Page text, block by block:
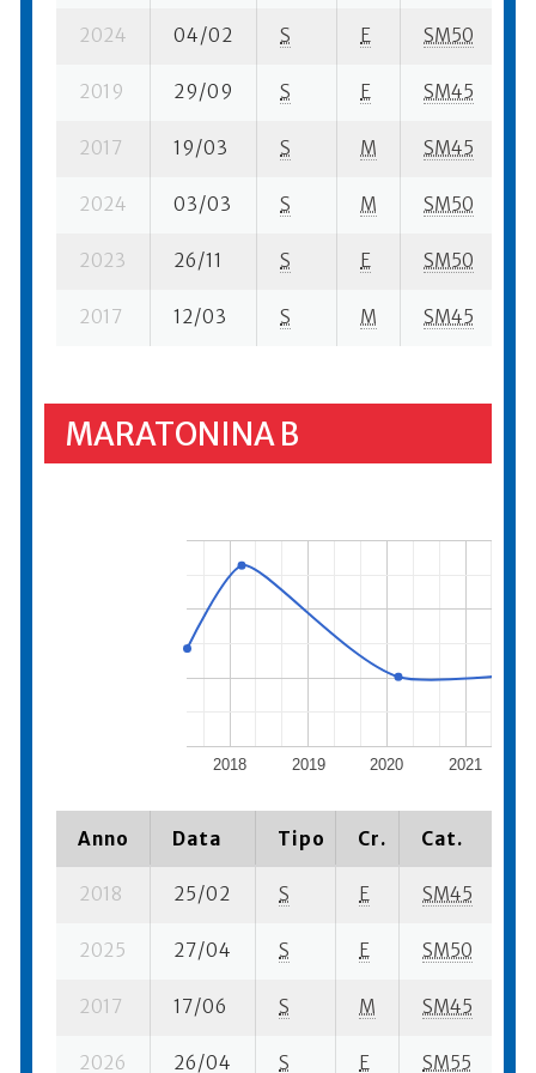
2024 04/02 S E SM50
2019 29/09 S E SM45
2017 19/03 S M SM45
2024 03/03 S M SM50
2023 26/11 S E SM50
2017 12/03 S M SM45
MARATONINA B
2018 2019 2020 2021
Anno Data Tipo Cr. Cat.
2018 25/02 S E SM45
2025 27/04 S E SM50
2017 17/06 S M SM45
2026 26/04 S E SM55